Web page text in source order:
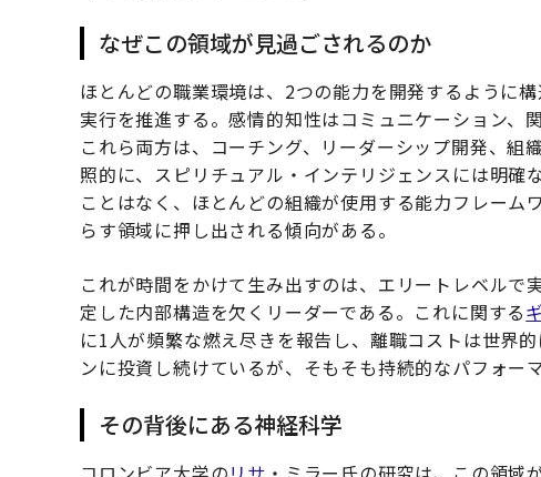
なぜこの領域が見過ごされるのか
ほとんどの職業環境は、2つの能力を開発するように
実行を推進する。感情的知性はコミュニケーション、
これら両方は、コーチング、リーダーシップ開発、
照的に、スピリチュアル・インテリジェンスには明
ことはなく、ほとんどの組織が使用する能力フレー
らす領域に押し出される傾向がある。
これが時間をかけて生み出すのは、エリートレベル
定した内部構造を欠くリーダーである。これに関する
に1人が頻繁な燃え尽きを報告し、離職コストは世界
ンに投資し続けているが、そもそも持続的なパフォー
その背後にある神経科学